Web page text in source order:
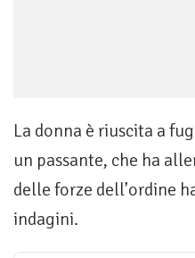
La donna è riuscita a
un passante, che ha
delle forze dell’ordine
indagini.